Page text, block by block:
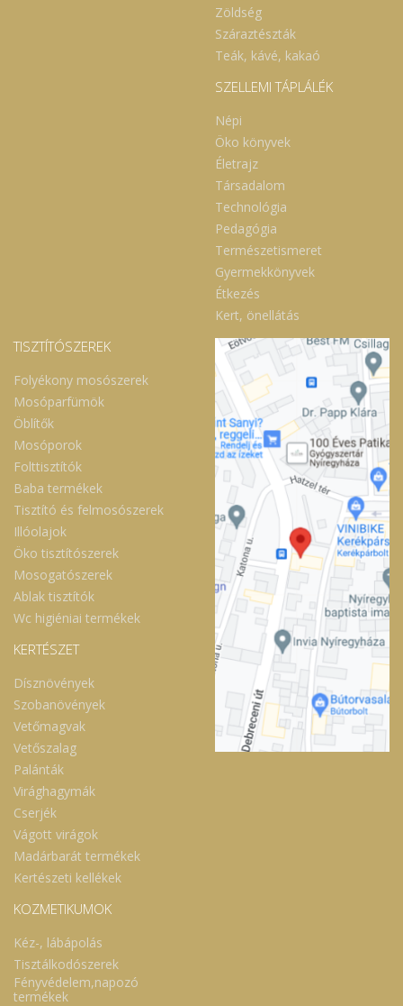
Zöldség
Száraztészták
Teák, kávé, kakaó
SZELLEMI TÁPLÁLÉK
Népi
Öko könyvek
Életrajz
Társadalom
Technológia
Pedagógia
Természetismeret
Gyermekkönyvek
Étkezés
Kert, önellátás
TISZTÍTÓSZEREK
Folyékony mosószerek
Mosóparfümök
Öblítők
Mosóporok
Folttisztítók
Baba termékek
Tisztító és felmosószerek
Illóolajok
Öko tisztítószerek
Mosogatószerek
Ablak tisztítók
Wc higiéniai termékek
KERTÉSZET
Dísznövények
Szobanövények
Vetőmagvak
Vetőszalag
Palánták
Virághagymák
Cserjék
Vágott virágok
Madárbarát termékek
Kertészeti kellékek
KOZMETIKUMOK
Kéz-, lábápolás
Tisztálkodószerek
Fényvédelem,napozó
termékek